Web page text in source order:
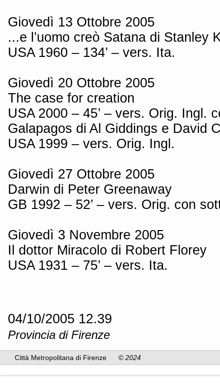
Giovedì 13 Ottobre 2005
...e l’uomo creò Satana di Stanley
USA 1960 – 134’ – vers. Ita.
Giovedì 20 Ottobre 2005
The case for creation
USA 2000 – 45’ – vers. Orig. Ingl.
Galapagos di Al Giddings e David
USA 1999 – vers. Orig. Ingl.
Giovedì 27 Ottobre 2005
Darwin di Peter Greenaway
GB 1992 – 52’ – vers. Orig. con
Giovedì 3 Novembre 2005
Il dottor Miracolo di Robert Florey
USA 1931 – 75’ – vers. Ita.
04/10/2005 12.39
Provincia di Firenze
Città Metropolitana di Firenze © 2024